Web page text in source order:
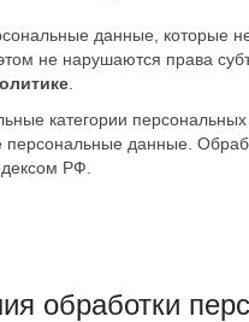
данные, которые
не нарушаются права
персональных
данные.
РФ.
обработки